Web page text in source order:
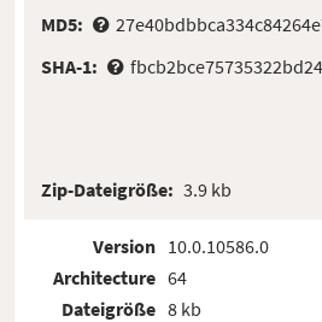
MD5:
SHA-1:
Zip-Dateigröße: 3.9 kb
Version
Architecture
Dateigröße
10.0.10586.0
64
8 kb